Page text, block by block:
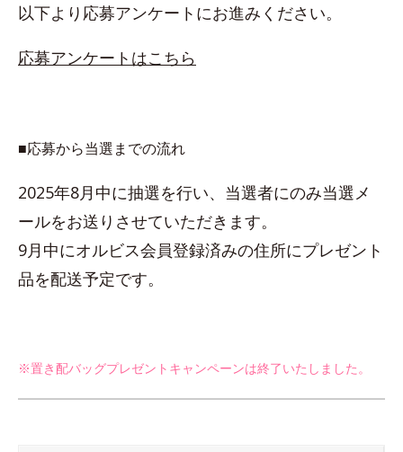
以下より応募アンケートにお進みください。
応募アンケートはこちら
■応募から当選までの流れ
2025年8月中に抽選を行い、当選者にのみ当選メ
ールをお送りさせていただきます。
9月中にオルビス会員登録済みの住所にプレゼント
品を配送予定です。
※置き配バッグプレゼントキャンペーンは終了いたしました。